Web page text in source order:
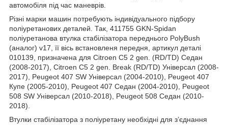
автомобіля під час маневрів.
Різні марки машин потребують індивідуального підбору
поліуретанових деталей. Так, 411755 GKN-Spidan
поліуретанова втулка стабілізатора переднього PolyBush
(аналог) v17, її вісь встановленя передня, артикул деталі
010139, призначена для Citroen C5 2 gen. (RD/TD) Седан
(2008-2017), Citroen C5 2 gen. Break (RD/TD) Універсал (2008-
2017), Peugeot 407 SW Універсал (2004-2010), Peugeot 407
Купе (2005-2010), Peugeot 407 Седан (2004-2010), Peugeot
508 SW Універсал (2010-2018), Peugeot 508 Седан (2010-
2018).
Втулки стабілізатора з поліуретану необхідні для з’єднання